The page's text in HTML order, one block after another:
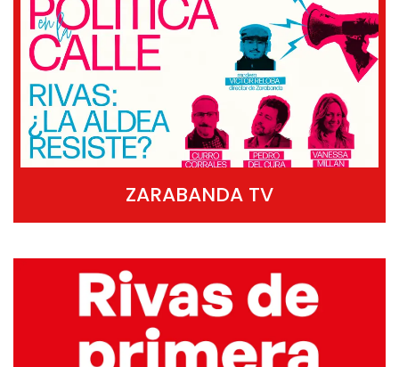
ZARABANDA TV